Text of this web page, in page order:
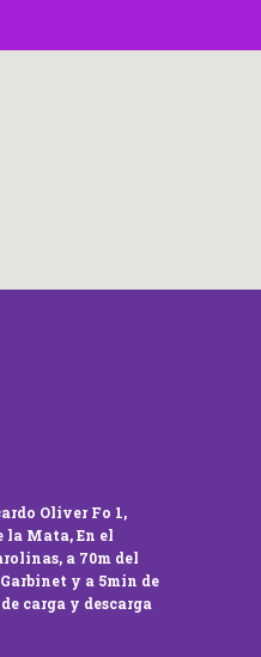
Oliver Fo 1,
la Mata, En el
a 70m del
y a 5min de
carga y descarga